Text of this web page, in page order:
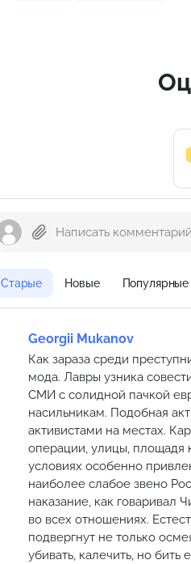
Старые Новые Популярные
Georgii Mukanov
Как зараза среди
мода. Лавры узника
СМИ с солидной пачкой
насильникам. Подобная
активистами на местах.
операции, улицы, площадя
условиях особенно
наиболее слабое звено
наказание, как говаривал
во всех отношениях.
подвергнут не только
убивать, калечить, но бить